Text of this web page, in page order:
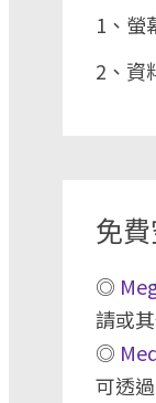
1、螢
2、資
免
◎
請或
◎
可透